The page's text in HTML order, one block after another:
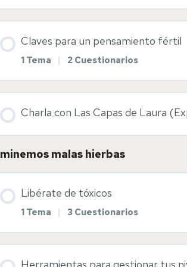
Enlaces web de interés
Suplementación preconcepcional
Diapositivas Suplementación y
Claves para un pensamiento fértil
1 Tema | 2 Cuestionarios
Pensamiento fértil
Visualización sagrada
Charla con Las Capas de Laura
malas hierbas
Libérate de tóxicos
1 Tema | 3 Cuestionarios
Herramientas para gestionar tus